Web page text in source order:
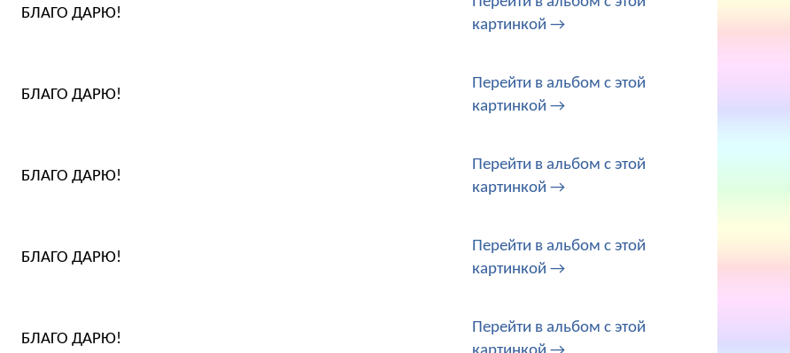
БЛАГО ДАРЮ!
картинкой →
БЛАГО ДАРЮ!
Перейти в альбом с этой
картинкой →
БЛАГО ДАРЮ!
Перейти в альбом с этой
картинкой →
БЛАГО ДАРЮ!
Перейти в альбом с этой
картинкой →
БЛАГО ДАРЮ!
Перейти в альбом с этой